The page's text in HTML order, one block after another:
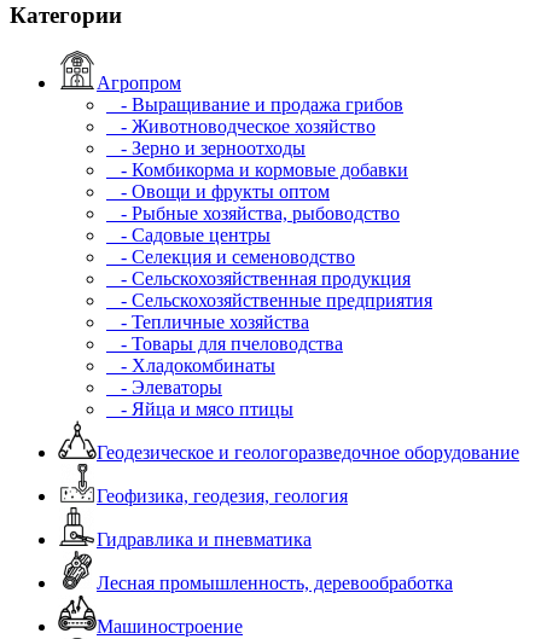
Категории
Агропром
- Выращивание и продажа грибов
- Животноводческое хозяйство
- Зерно и зерноотходы
- Комбикорма и кормовые добавки
- Овощи и фрукты оптом
- Рыбные хозяйства, рыбоводство
- Садовые центры
- Селекция и семеноводство
- Сельскохозяйственная продукция
- Сельскохозяйственные предприятия
- Тепличные хозяйства
- Товары для пчеловодства
- Хладокомбинаты
- Элеваторы
- Яйца и мясо птицы
Геодезическое и геологоразведочное оборудование
Геофизика, геодезия, геология
Гидравлика и пневматика
Лесная промышленность, деревообработка
Машиностроение